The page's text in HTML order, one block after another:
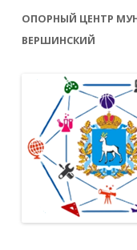
ОПОРНЫЙ ЦЕНТР
ВЕРШИНСКИЙ